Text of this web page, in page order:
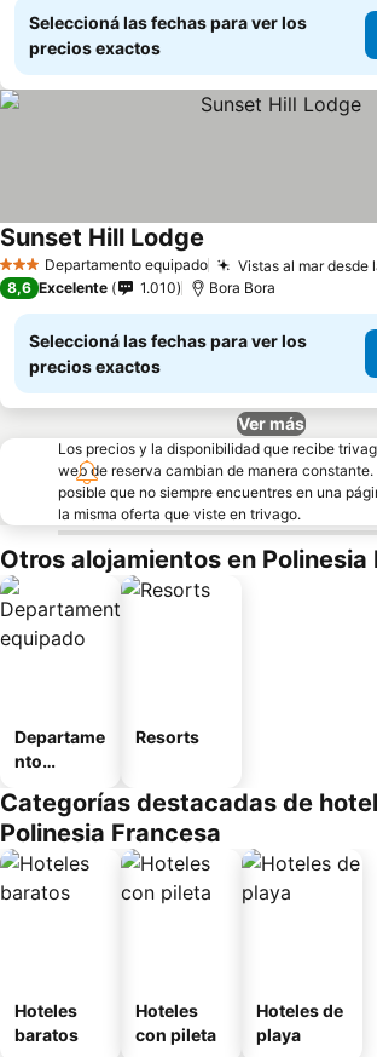
Seleccioná las fechas para ver los
precios exactos
3 EstrellasDepartamento equipado Vistas al mar desde
Sunset Hill Lodge
8,6 Excelente 1.010 Bora Bora
Seleccioná las fechas para ver los
precios exactos
Ver más
Los precios y la disponibilidad que recibe
web de reserva cambian de manera constante.
posible que no siempre encuentres en una
la misma oferta que viste en trivago.
Otros alojamientos en Polinesia
Departame
nto
Resorts
Categorías destacadas de
Polinesia Francesa
Hoteles
baratos
Hoteles
con pileta
Hoteles de
playa